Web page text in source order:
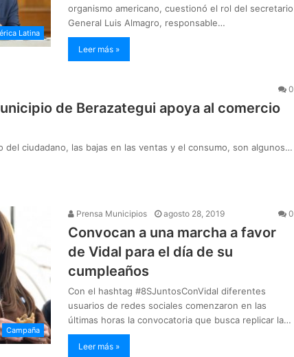
Latina
organismo americano, cuestionó el rol del secretario
General Luis Almagro, responsable…
Leer más »
0
de Berazategui apoya al comercio
del ciudadano, las bajas en las ventas y el consumo, son algunos…
Campaña
Prensa Municipios agosto 28, 2019 0
Convocan a una marcha a favor
de Vidal para el día de su
cumpleaños
Con el hashtag #8SJuntosConVidal diferentes
usuarios de redes sociales comenzaron en las
últimas horas la convocatoria que busca replicar la…
Leer más »